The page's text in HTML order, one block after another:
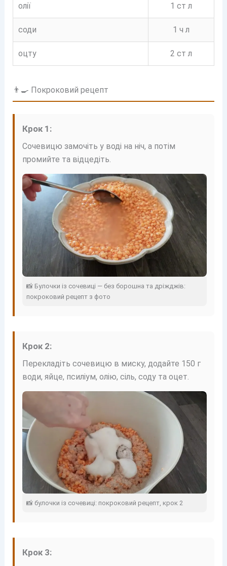
олії 1 ст л
соди 1 ч л
оцту 2 ст л
👨‍🍳 Покроковий рецепт
Крок 1:
Сочевицю замочіть у воді на ніч, а потім
промийте та відцедіть.
📸 Булочки із сочевиці — без борошна та дріжджів:
покроковий рецепт з фото
Крок 2:
Перекладіть сочевицю в миску, додайте 150 г
води, яйце, псиліум, олію, сіль, соду та оцет.
📸 булочки із сочевиці: покроковий рецепт, крок 2
Крок 3: